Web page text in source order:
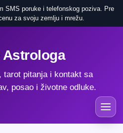
SMS poruke i telefonskog poziva. Pre
za svoju zemlju i mrežu.
Astrologa
tarot pitanja i kontakt sa
posao i životne odluke.